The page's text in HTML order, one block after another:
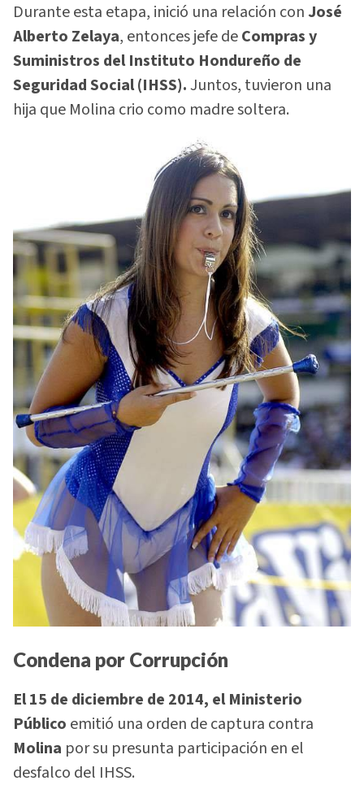
Durante esta etapa, inició una relación conJosé
Alberto Zelaya, entonces jefe deCompras y
Suministros del Instituto Hondureño de
Seguridad Social (IHSS).Juntos, tuvieron una
hija que Molina crio como madre soltera.
Condena por Corrupción
El 15 de diciembre de 2014, el Ministerio
Público emitió una orden de captura contra
Molina por su presunta participación en el
desfalco del IHSS.